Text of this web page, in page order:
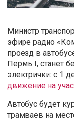
Министр
эфире радио
проезд в
Пермь I, станет
электрички: с 1
движение на
Автобус будет
трамваев на